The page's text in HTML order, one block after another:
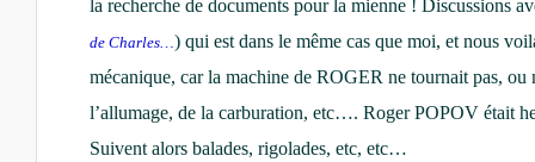
la recherche de documents pour la mienne ! Discussions
de Charles…) qui est dans le même cas que moi, et nous
mécanique, car la machine de ROGER ne tournait pas,
l’allumage, de la carburation, etc…. Roger POPOV était
Suivent alors balades, rigolades, etc, etc…